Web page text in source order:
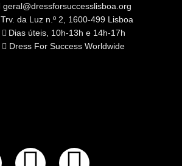
geral@dressforsuccesslisboa.org
Trv. da Luz n.º 2, 1600-499 Lisboa
Dias úteis, 10h-13h e 14h-17h
Dress For Success Worldwide